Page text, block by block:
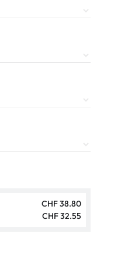
CHF 38.80
CHF 32.55